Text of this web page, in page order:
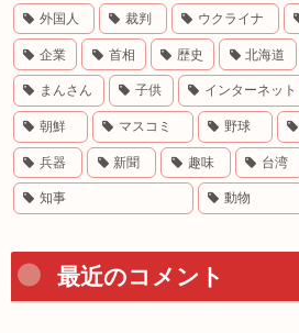
外国人 裁判 ウクライナ
企業 首相 歴史 北海道
まんさん 子供 インターネット
朝鮮 マスコミ 野球
兵器 新聞 趣味 台湾
知事 動物
最近のコメント